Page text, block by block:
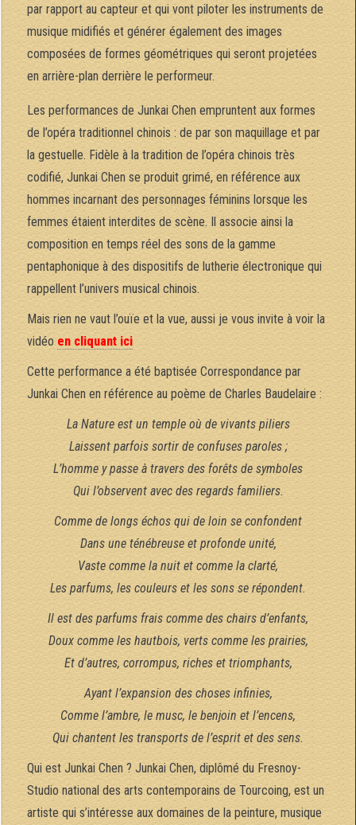
par rapport au capteur et qui vont piloter les instruments de
musique midifiés et générer également des images
composées de formes géométriques qui seront projetées
en arrière-plan derrière le performeur.
Les performances de Junkai Chen empruntent aux formes
de l’opéra traditionnel chinois : de par son maquillage et par
la gestuelle. Fidèle à la tradition de l’opéra chinois très
codifié, Junkai Chen se produit grimé, en référence aux
hommes incarnant des personnages féminins lorsque les
femmes étaient interdites de scène. Il associe ainsi la
composition en temps réel des sons de la gamme
pentaphonique à des dispositifs de lutherie électronique qui
rappellent l’univers musical chinois.
Mais rien ne vaut l’ouïe et la vue, aussi je vous invite à voir la
vidéo en cliquant ici
Cette performance a été baptisée Correspondance par
Junkai Chen en référence au poème de Charles Baudelaire :
La Nature est un temple où de vivants piliers
Laissent parfois sortir de confuses paroles ;
L’homme y passe à travers des forêts de symboles
Qui l’observent avec des regards familiers.
Comme de longs échos qui de loin se confondent
Dans une ténébreuse et profonde unité,
Vaste comme la nuit et comme la clarté,
Les parfums, les couleurs et les sons se répondent.
Il est des parfums frais comme des chairs d’enfants,
Doux comme les hautbois, verts comme les prairies,
Et d’autres, corrompus, riches et triomphants,
Ayant l’expansion des choses infinies,
Comme l’ambre, le musc, le benjoin et l’encens,
Qui chantent les transports de l’esprit et des sens.
Qui est Junkai Chen ? Junkai Chen, diplômé du Fresnoy-
Studio national des arts contemporains de Tourcoing, est un
artiste qui s’intéresse aux domaines de la peinture, musique